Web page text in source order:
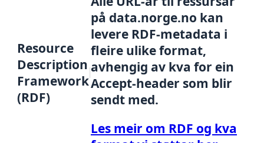
Resource
Description
Framework
(RDF)
på data.norge.no kan
levere RDF-metadata i
fleire ulike format,
avhengig av kva for ein
Accept-header som blir
sendt med.
Les meir om RDF og kva